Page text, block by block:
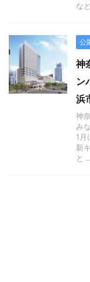
な
公
神
ン
浜
神
み
1月
新
と